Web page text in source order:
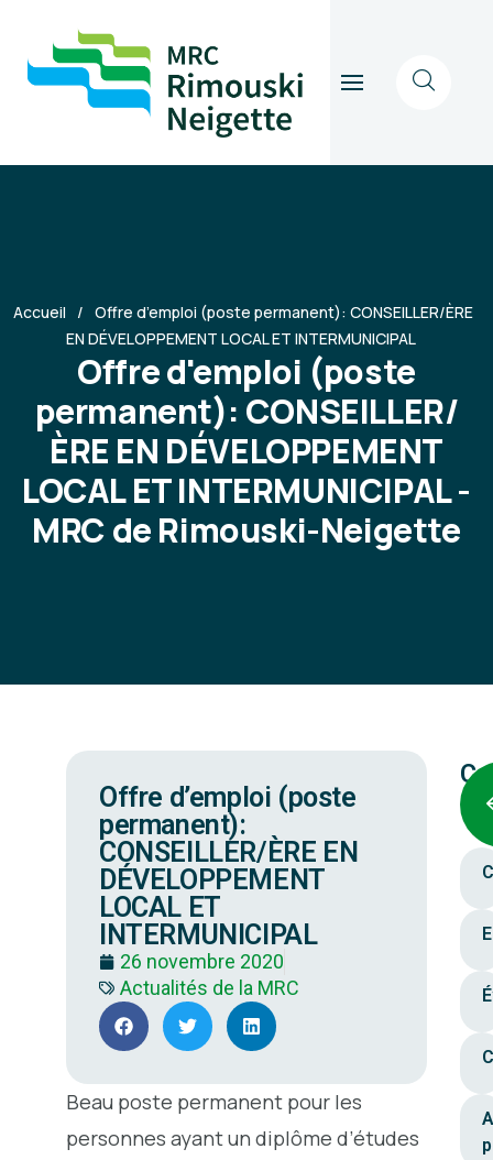
Accueil
Offre d’emploi (poste permanent): CONSEILLER/ÈRE
EN DÉVELOPPEMENT LOCAL ET INTERMUNICIPAL
Offre d'emploi (poste
permanent): CONSEILLER/
ÈRE EN DÉVELOPPEMENT
LOCAL ET INTERMUNICIPAL -
MRC de Rimouski-Neigette
Offre d’emploi (poste
permanent):
CONSEILLER/ÈRE EN
DÉVELOPPEMENT
LOCAL ET
INTERMUNICIPAL
26 novembre 2020
Actualités de la MRC
Beau poste permanent pour les
personnes ayant un diplôme d’études